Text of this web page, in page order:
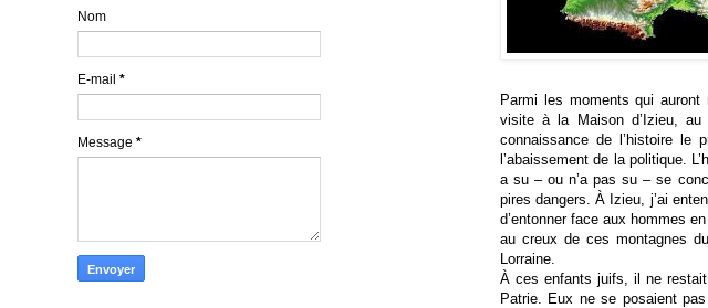
Parmi les moments qui
visite à la Maison d’Izieu,
connaissance de l’histoire le
l’abaissement de la politique.
a su – ou n’a pas su – se
pires dangers.
À Izieu, j’ai
d’entonner face aux hommes
au creux de ces montagnes
Lorraine.
À ces enfants juifs, il ne restait
Patrie. Eux ne se posaient
Nom
E-mail *
Message *